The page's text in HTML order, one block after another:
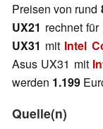
Preisen von rund
UX21 rechnet für
UX31 mit Intel
Asus UX31 mit
werden 1.199
Quelle(n)